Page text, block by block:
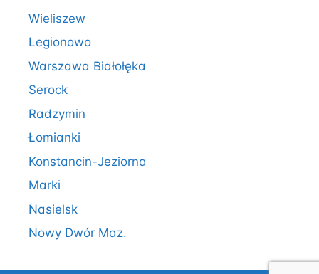
Wieliszew
Legionowo
Warszawa Białołęka
Serock
Radzymin
Łomianki
Konstancin-Jeziorna
Marki
Nasielsk
Nowy Dwór Maz.